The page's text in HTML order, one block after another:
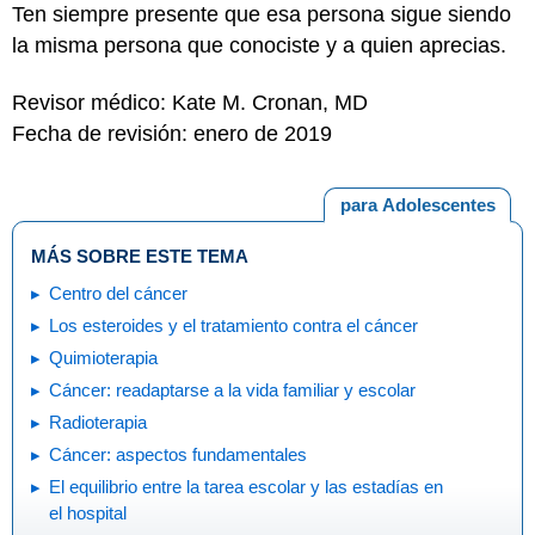
Ten siempre presente que esa persona sigue siendo
la misma persona que conociste y a quien aprecias.
Revisor médico: Kate M. Cronan, MD
Fecha de revisión: enero de 2019
para Adolescentes
MÁS SOBRE ESTE TEMA
Centro del cáncer
Los esteroides y el tratamiento contra el cáncer
Quimioterapia
Cáncer: readaptarse a la vida familiar y escolar
Radioterapia
Cáncer: aspectos fundamentales
El equilibrio entre la tarea escolar y las estadías en
el hospital